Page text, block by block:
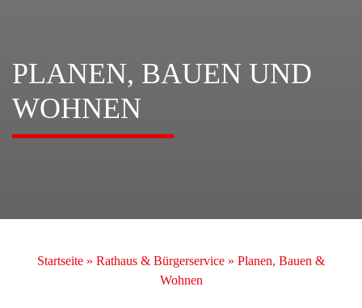
PLANEN, BAUEN UND
WOHNEN
Startseite » Rathaus & Bürgerservice » Planen, Bauen &
Wohnen